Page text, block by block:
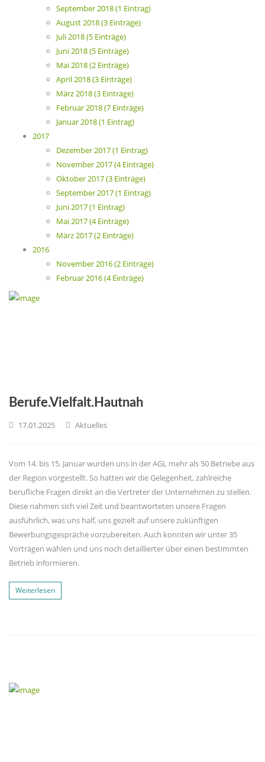
September 2018 (1 Eintrag)
August 2018 (3 Einträge)
Juli 2018 (5 Einträge)
Juni 2018 (5 Einträge)
Mai 2018 (2 Einträge)
April 2018 (3 Einträge)
März 2018 (3 Einträge)
Februar 2018 (7 Einträge)
Januar 2018 (1 Eintrag)
2017
Dezember 2017 (1 Eintrag)
November 2017 (4 Einträge)
Oktober 2017 (3 Einträge)
September 2017 (1 Eintrag)
Juni 2017 (1 Eintrag)
Mai 2017 (4 Einträge)
März 2017 (2 Einträge)
2016
November 2016 (2 Einträge)
Februar 2016 (4 Einträge)
Berufe.Vielfalt.Hautnah
17.01.2025 Aktuelles
Vom 14. bis 15. Januar wurden uns in der AGL mehr als 50 Betriebe aus
der Region vorgestellt. So hatten wir die Gelegenheit, zahlreiche
berufliche Fragen direkt an die Vertreter der Unternehmen zu stellen.
Diese nahmen sich viel Zeit und beantworteten unsere Fragen
ausführlich, was uns half, uns gezielt auf unsere zukünftigen
Bewerbungsgespräche vorzubereiten. Auch konnten wir unter 35
Vorträgen wählen und uns noch detaillierter über einen bestimmten
Betrieb informieren.
Weiterlesen